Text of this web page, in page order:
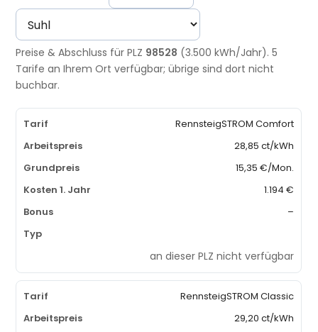
Preise & Abschluss für PLZ 98528 (3.500 kWh/Jahr). 5
Tarife an Ihrem Ort verfügbar; übrige sind dort nicht
buchbar.
RennsteigSTROM Comfort
28,85 ct/kWh
15,35 €/Mon.
1.194 €
–
an dieser PLZ nicht verfügbar
RennsteigSTROM Classic
29,20 ct/kWh